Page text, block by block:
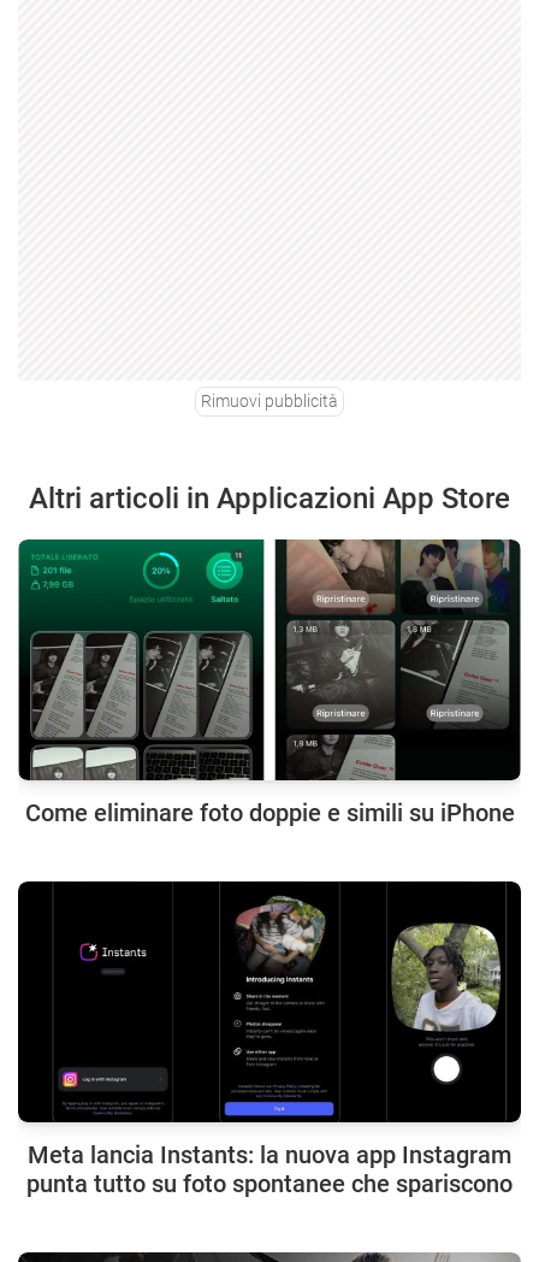
Rimuovi pubblicità
Altri articoli in Applicazioni App Store
Come eliminare foto doppie e simili su iPhone
Meta lancia Instants: la nuova app Instagram
punta tutto su foto spontanee che spariscono